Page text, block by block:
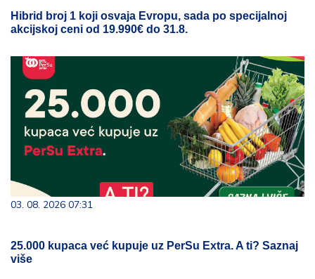
Hibrid broj 1 koji osvaja Evropu, sada po specijalnoj
akcijskoj ceni od 19.990€ do 31.8.
03. 08. 2026 07:31
25.000 kupaca već kupuje uz PerSu Extra. A ti? Saznaj
više